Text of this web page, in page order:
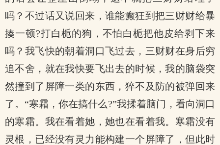
吗？不过话又说回来，谁能癫狂到把三财财给暴
揍一顿?打白栀的狗，不怕白栀把他皮给剥下来
吗？我飞快的朝着洞口飞过去，三财财在身后穷
追不舍，就在我快要飞出去的时候，我的脑袋突
然撞到了屏障一类的东西，猝不及防的被弹回来
了。“寒霜，你在搞什么?”我揉着脑门，看向洞口
的寒霜。我在看着她，她也在看着我。寒霜没有
灵根，已经没有灵力能构建一个屏障了，但此时